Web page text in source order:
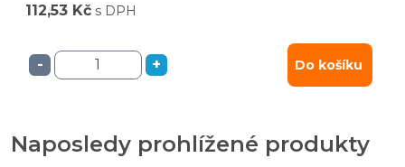
112,53 Kč s DPH
- + Do košíku
Naposledy prohlížené produkty